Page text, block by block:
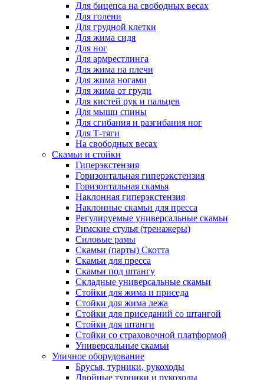
Для бицепса на свободных весах
Для голени
Для грудной клетки
Для жима сидя
Для ног
Для армрестлинга
Для жима на плечи
Для жима ногами
Для жима от груди
Для кистей рук и пальцев
Для мышц спины
Для сгибания и разгибания ног
Для Т-тяги
На свободных весах
Скамьи и стойки
Гиперэкстензия
Горизонтальная гиперэкстензия
Горизонтальная скамья
Наклонная гиперэкстензия
Наклонные скамьи для пресса
Регулируемые универсальные скамьи
Римские стулья (тренажеры)
Силовые рамы
Скамьи (парты) Скотта
Скамьи для пресса
Скамьи под штангу
Складные универсальные скамьи
Стойки для жима и приседа
Стойки для жима лежа
Стойки для приседаний со штангой
Стойки для штанги
Стойки со страховочной платформой
Универсальные скамьи
Уличное оборудование
Брусья, турники, рукоходы
Двойные турники и рукоходы